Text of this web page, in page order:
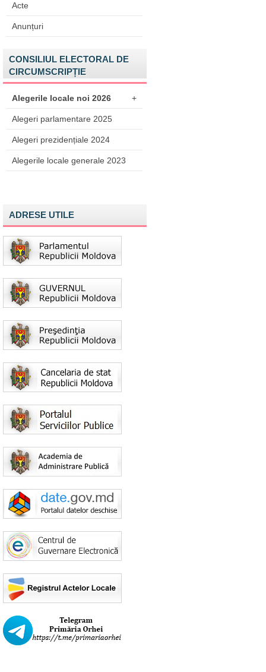
Acte
Anunțuri
CONSILIUL ELECTORAL DE
CIRCUMSCRIPȚIE
Alegerile locale noi 2026 +
Alegeri parlamentare 2025
Alegeri prezidențiale 2024
Alegerile locale generale 2023
ADRESE UTILE